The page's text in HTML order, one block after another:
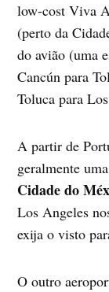
low-cost Viva
(perto da
do avião (uma
Cancún para
Toluca para
A partir de
geralmente
Cidade do
Los Angeles
exija o visto
O outro